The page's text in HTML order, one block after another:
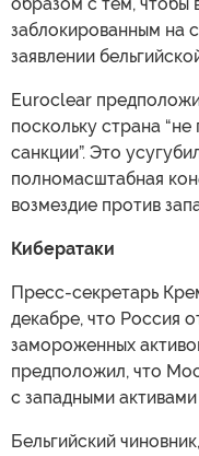
заблокированным на
заявлении
Euroclear
поскольку страна
санкции”. Это
полномасштабная
возмездие против
Кибератаки
Пресс-секретарь
декабре, что Россия
замороженных
предположил, что
с западными
Бельгийский